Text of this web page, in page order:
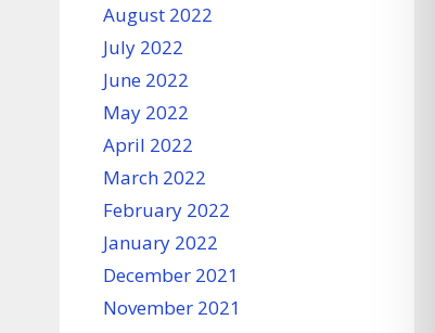
August 2022
July 2022
June 2022
May 2022
April 2022
March 2022
February 2022
January 2022
December 2021
November 2021